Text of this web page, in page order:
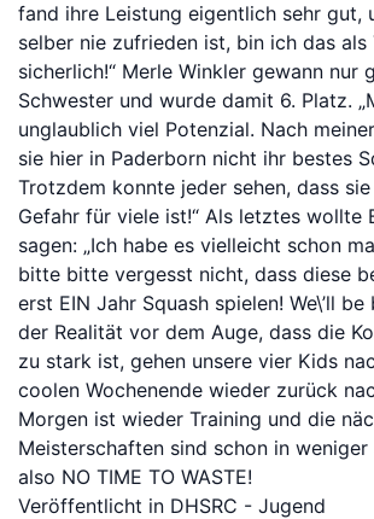
fand ihre Leistung eigentlich sehr gut,
selber nie zufrieden ist, bin ich das als
sicherlich!“ Merle Winkler gewann nur
Schwester und wurde damit 6. Platz.
unglaublich viel Potenzial. Nach
sie hier in Paderborn nicht ihr bestes
Trotzdem konnte jeder sehen, dass
Gefahr für viele ist!“ Als letztes wollte
sagen: „Ich habe es vielleicht schon
bitte bitte vergesst nicht, dass diese
erst EIN Jahr Squash spielen! We\’ll
der Realität vor dem Auge, dass die
zu stark ist, gehen unsere vier Kids
coolen Wochenende wieder zurück
Morgen ist wieder Training und die
Meisterschaften sind schon in weniger
also NO TIME TO WASTE!
Veröffentlicht in DHSRC - Jugend